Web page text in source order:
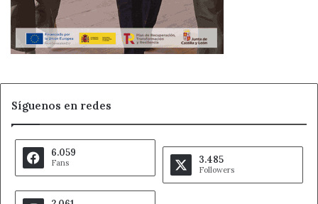
Síguenos en redes
6.059
Fans 3.485
Followers